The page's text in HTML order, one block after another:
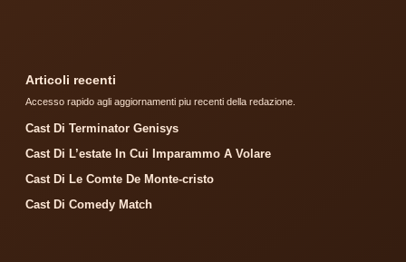
Articoli recenti
Accesso rapido agli aggiornamenti piu recenti della redazione.
Cast Di Terminator Genisys
Cast Di L’estate In Cui Imparammo A Volare
Cast Di Le Comte De Monte-cristo
Cast Di Comedy Match